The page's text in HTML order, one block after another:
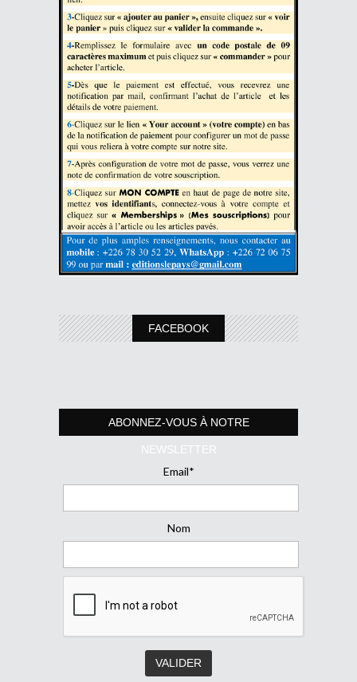
FACEBOOK
ABONNEZ-VOUS À NOTRE
NEWSLETTER
Email*
Nom